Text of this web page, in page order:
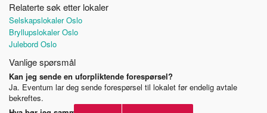
Relaterte søk etter lokaler
Selskapslokaler Oslo
Bryllupslokaler Oslo
Julebord Oslo
Vanlige spørsmål
Kan jeg sende en uforpliktende forespørsel?
Ja. Eventum lar deg sende forespørsel til lokalet før endelig avtale
bekreftes.